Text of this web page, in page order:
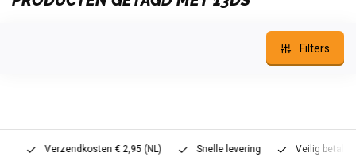
Filters
Verzendkosten € 2,95 (NL) Snelle levering Veilig betalen